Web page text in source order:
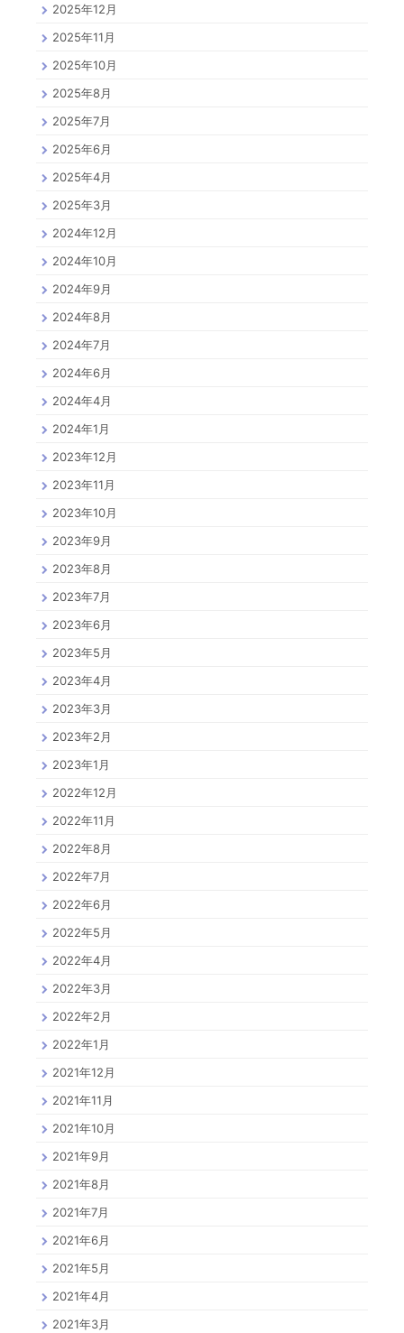
2025年12月
2025年11月
2025年10月
2025年8月
2025年7月
2025年6月
2025年4月
2025年3月
2024年12月
2024年10月
2024年9月
2024年8月
2024年7月
2024年6月
2024年4月
2024年1月
2023年12月
2023年11月
2023年10月
2023年9月
2023年8月
2023年7月
2023年6月
2023年5月
2023年4月
2023年3月
2023年2月
2023年1月
2022年12月
2022年11月
2022年8月
2022年7月
2022年6月
2022年5月
2022年4月
2022年3月
2022年2月
2022年1月
2021年12月
2021年11月
2021年10月
2021年9月
2021年8月
2021年7月
2021年6月
2021年5月
2021年4月
2021年3月